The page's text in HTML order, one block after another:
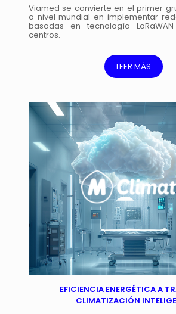
Viamed se convierte en el primer
a nivel mundial en implementar
basadas en tecnología
centros.
LEER MÁS
EFICIENCIA ENERGÉTICA A
CLIMATIZACIÓN